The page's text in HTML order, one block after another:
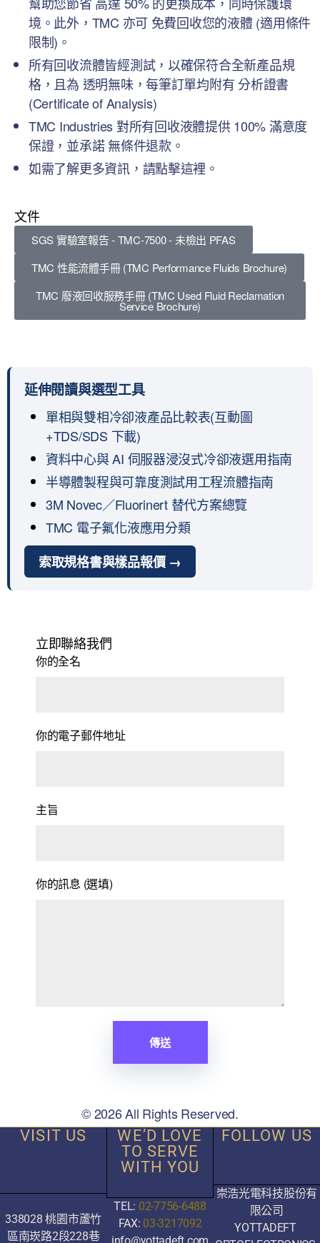
境。此外，TMC 亦可 免費回收您的液體 (適用條件
限制)。
所有回收流體皆經測試，以確保符合全新產品規
格，且為 透明無味，每筆訂單均附有 分析證書
(Certificate of Analysis)
TMC Industries 對所有回收液體提供 100% 滿意度
保證，並承諾 無條件退款。
如需了解更多資訊，請點擊這裡。
文件
SGS 實驗室報告 - TMC-7500 - 未檢出 PFAS
TMC 性能流體手冊 (TMC Performance Fluids Brochure)
TMC 廢液回收服務手冊 (TMC Used Fluid Reclamation
Service Brochure)
延伸閱讀與選型工具
單相與雙相冷卻液產品比較表(互動圖
+TDS/SDS 下載)
資料中心與 AI 伺服器浸沒式冷卻液選用指南
半導體製程與可靠度測試用工程流體指南
3M Novec／Fluorinert 替代方案總覽
TMC 電子氟化液應用分類
索取規格書與樣品報價 →
立即聯絡我們
你的全名
你的電子郵件地址
主旨
你的訊息 (選填)
© 2026 All Rights Reserved.
VISIT US
338028 桃園市蘆竹
區南崁路2段228巷
WE’D LOVE
TO SERVE
WITH YOU
TEL: 02-7756-6488
FAX: 03-3217092
info@yottadeft.com
FOLLOW US
崇浩光電科技股份有
限公司
YOTTADEFT